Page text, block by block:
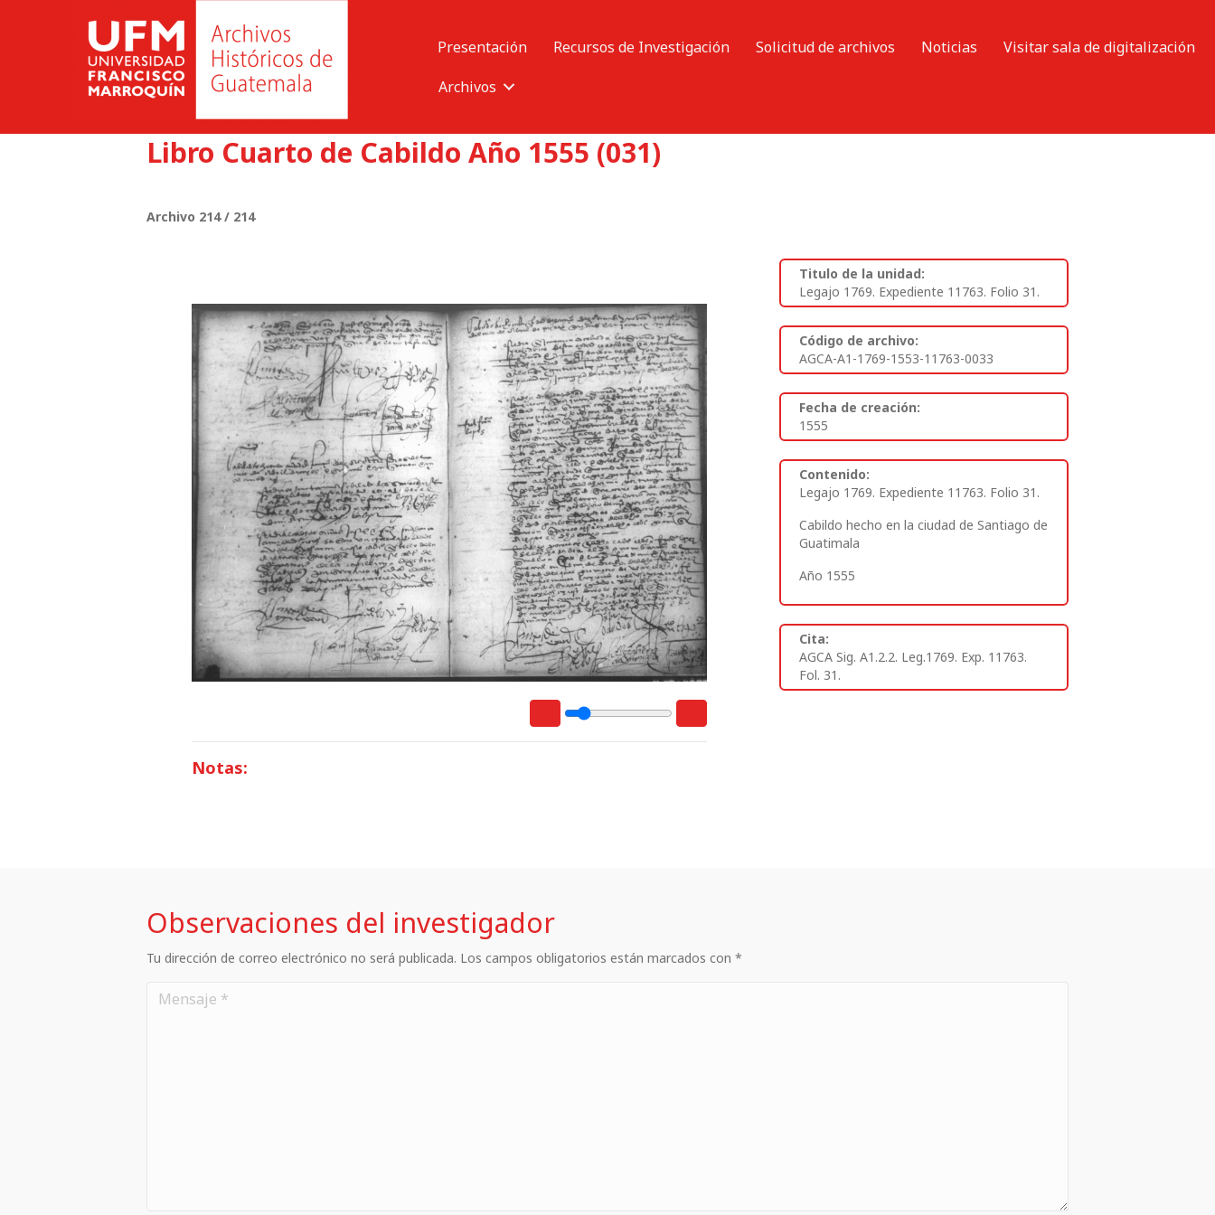
Presentación Recursos de Investigación Solicitud de archivos Noticias
Visitar sala de digitalización
Archivos
Libro Cuarto de Cabildo Año 1555 (031)
Archivo 214 / 214
Notas:
Titulo de la unidad:
Legajo 1769. Expediente 11763. Folio 31.
Código de archivo:
AGCA-A1-1769-1553-11763-0033
Fecha de creación:
1555
Contenido:
Legajo 1769. Expediente 11763. Folio 31.
Cabildo hecho en la ciudad de Santiago de
Guatimala
Año 1555
Cita:
AGCA Sig. A1.2.2. Leg.1769. Exp. 11763.
Fol. 31.
Observaciones del investigador
Tu dirección de correo electrónico no será publicada. Los campos obligatorios están marcados con *